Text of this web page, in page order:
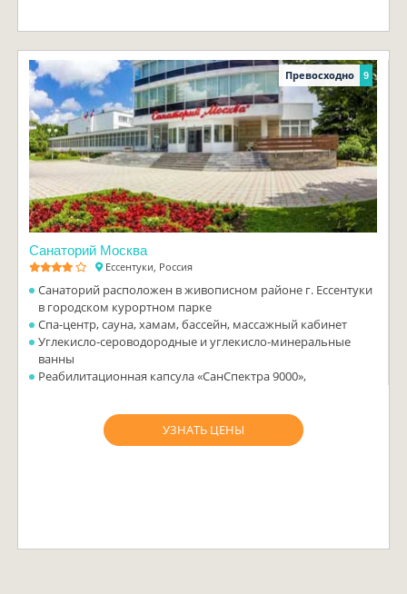
Превосходно 9
Санаторий Москва
Ессентуки, Россия
Санаторий расположен в живописном районе г. Ессентуки
в городском курортном парке
Спа-центр, сауна, хамам, бассейн, массажный кабинет
Углекисло-сероводородные и углекисло-минеральные
ванны
Реабилитационная капсула «СанСпектра 9000»,
УЗНАТЬ ЦЕНЫ